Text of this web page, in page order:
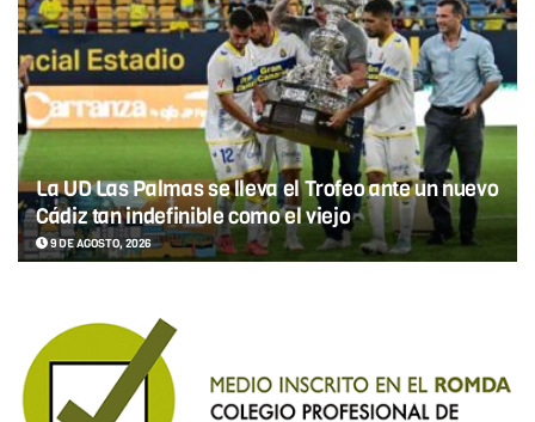
La UD Las Palmas se lleva el Trofeo ante un nuevo
Cádiz tan indefinible como el viejo
9 DE AGOSTO, 2026